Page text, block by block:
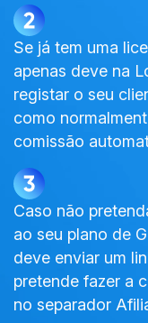
Se já tem uma
apenas deve na
registar o seu
como
comissão
Caso não
ao seu plano de
deve enviar um
pretende fazer a
no separador